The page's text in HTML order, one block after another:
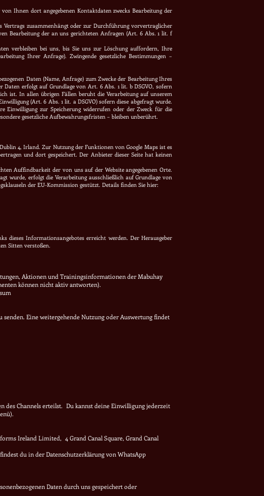
Ihnen dort angegebenen Kontaktdaten zwecks Bearbeitung der
zusammenhängt oder zur Durchführung vorvertraglicher
Bearbeitung der an uns gerichteten Anfragen (Art. 6 Abs. 1 lit. f
verbleiben bei uns, bis Sie uns zur Löschung auffordern, Ihre
Ihrer Anfrage). Zwingende gesetzliche Bestimmungen –
Daten (Name, Anfrage) zum Zwecke der Bearbeitung Ihres
Daten erfolgt auf Grundlage von Art. 6 Abs. 1 lit. b DSGVO, sofern
ist. In allen übrigen Fällen beruht die Verarbeitung auf unserem
(Art. 6 Abs. 1 lit. a DSGVO) sofern diese abgefragt wurde.
Einwilligung zur Speicherung widerrufen oder der Zweck für die
gesetzliche Aufbewahrungsfristen – bleiben unberührt.
4, Irland. Zur Nutzung der Funktionen von Google Maps ist es
und dort gespeichert. Der Anbieter dieser Seite hat keinen
Auffindbarkeit der von uns auf der Website angegebenen Orte.
wurde, erfolgt die Verarbeitung ausschließlich auf Grundlage von
der EU-Kommission gestützt. Details finden Sie hier:
dieses Informationsangebotes erreicht werden. Der Herausgeber
Sitten verstoßen.
Aktionen und Trainingsinformationen der Mabuhay
können nicht aktiv antworten).
Eine weitergehende Nutzung oder Auswertung findet
des Channels erteilst. Du kannst deine Einwilligung jederzeit
Ireland Limited, 4 Grand Canal Square, Grand Canal
du in der Datenschutzerklärung von WhatsApp
Daten durch uns gespeichert oder